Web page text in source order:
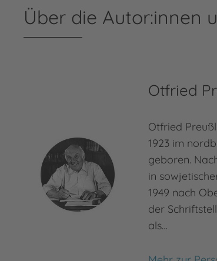
Über die Autor:innen
Otfried
Otfried
1923 im
geboren.
in
1949 nach
der
als…